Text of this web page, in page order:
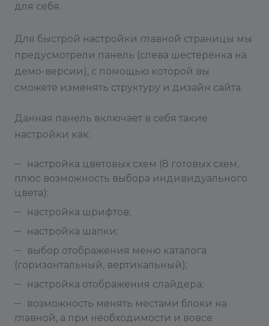
для себя.
Для быстрой настройки главной страницы мы
предусмотрели панель (слева шестерёнка на
демо-версии), с помощью которой вы
сможете изменять структуру и дизайн сайта.
Данная панель включает в себя такие
настройки как:
настройка цветовых схем (8 готовых схем,
плюс возможность выбора индивидуального
цвета);
настройка шрифтов;
настройка шапки;
выбор отображения меню каталога
(горизонтальный, вертикальный);
настройка отображения слайдера;
возможность менять местами блоки на
главной, а при необходимости и вовсе